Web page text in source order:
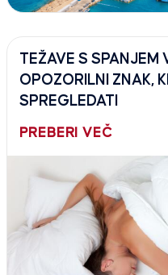
TEŽAVE S SPANJEM
OPOZORILNI ZNAK,
SPREGLEDATI
PREBERI VEČ